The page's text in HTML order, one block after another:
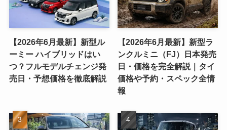
【2026年6月最新】新型ル
ーミー ハイブリッドはい
つ？フルモデルチェンジ発
売日・予想価格を徹底解説
【2026年6月最新】新型ラ
ンクルミニ（FJ）日本発売
日・価格を完全解説｜タイ
価格や予約・スペック全情
報